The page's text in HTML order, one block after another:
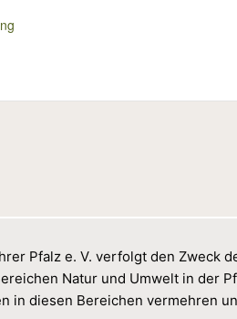
Pfalz e. V. verfolgt den Zweck
Natur und Umwelt in der
in diesen Bereichen vermehren